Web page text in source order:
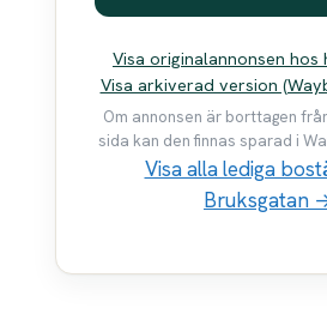
Visa originalannonsen hos
Visa arkiverad version
Om annonsen är borttagen
sida kan den finnas sparad i
Visa alla lediga
Bruksgatan